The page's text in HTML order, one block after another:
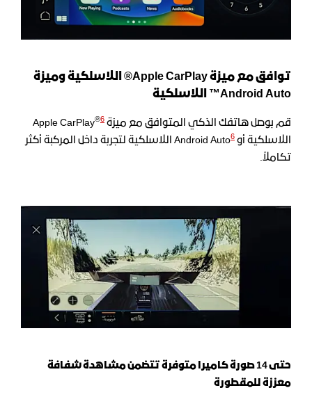
توافق مع ميزة Apple CarPlay® اللاسلكية وميزة
Android Auto™ اللاسلكية
قم بوصل هاتفك الذكي المتوافق مع ميزة Apple CarPlay ®6
اللاسلكية أو Android Auto6
اللاسلكية لتجربة داخل المركبة أكثر
تكاملاً.
حتى 14 صورة كاميرا متوفرة تتضمن مشاهدة شفافة
معززة للمقطورة